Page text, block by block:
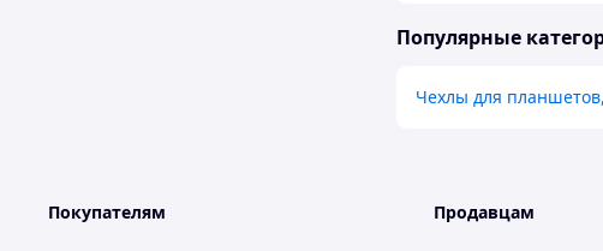
Популярные
Чехлы для
Покупателям Продавцам